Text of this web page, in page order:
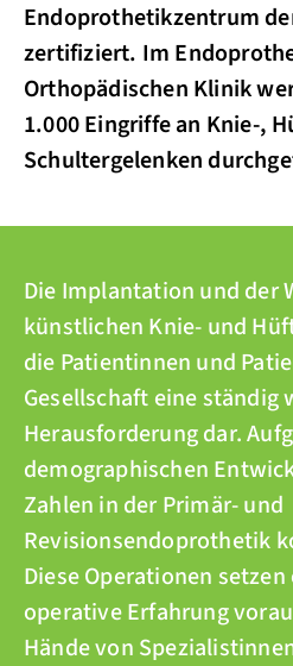
Endoprothetikzentrum
zertifiziert. Im
Orthopädischen Klinik
1.000 Eingriffe an Knie-,
Schultergelenken
Die Implantation und der
künstlichen Knie- und
die Patientinnen und
Gesellschaft eine ständig
Herausforderung dar.
demographischen
Zahlen in der Primär- und
Revisionsendoprothetik
Diese Operationen
operative Erfahrung
Hände von